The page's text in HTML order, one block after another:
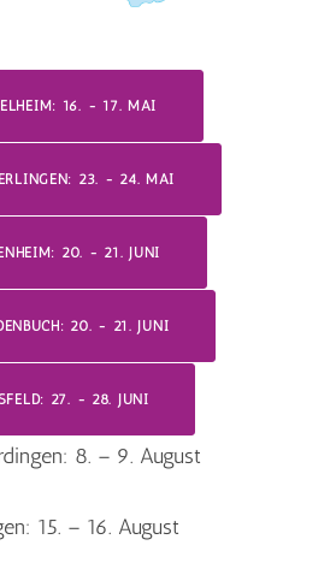
16. - 17. MAI
23. - 24. MAI
20. - 21. JUNI
20. - 21. JUNI
27. - 28. JUNI
8. – 9. August
15. – 16. August